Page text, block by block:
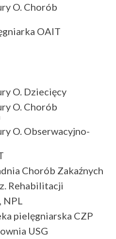
O. Chorób
OAIT
O. Dziecięcy
O. Chorób
O. Obserwacyjno-
Chorób Zakaźnych
Rehabilitacji
NPL
pielęgniarska CZP
USG